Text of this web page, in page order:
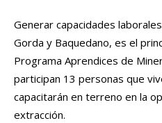
Generar capacidades
Gorda y Baquedano, es el
Programa Aprendices de
participan 13 personas que
capacitarán en terreno en la
extracción.